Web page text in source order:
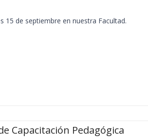
15 de septiembre en nuestra Facultad.
Capacitación Pedagógica